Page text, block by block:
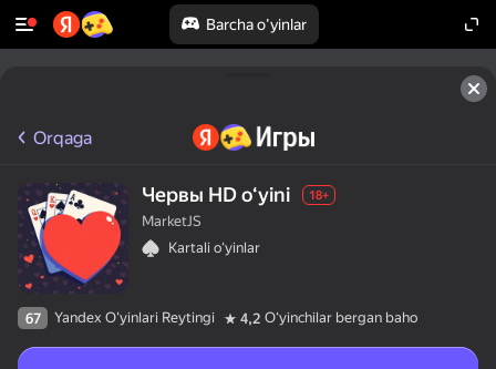
Barcha o'yinlar
Orqaga
Червы HD oʻyini 18+
MarketJS
Kartali oʻyinlar
67 Yandex O'yinlari Reytingi 4,2 Oʻyinchilar bergan baho